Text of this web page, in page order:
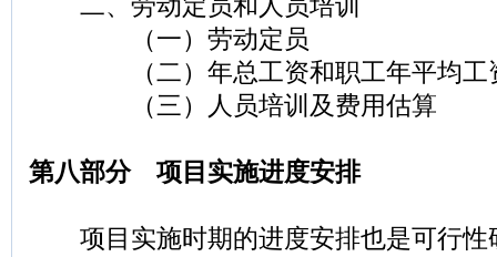
二、劳动定员和人员培训
（一）劳动定员
（二）年总工资和职工年平均工
（三）人员培训及费用估算
第八部分 项目实施进度安排
项目实施时期的进度安排也是可行性